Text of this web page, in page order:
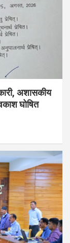
अशासकीय
घोषित